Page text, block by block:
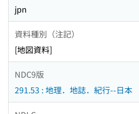
jpn
資料種別（注記）
[地図資料]
NDC9版
291.53 : 地理．地誌．紀行--日本